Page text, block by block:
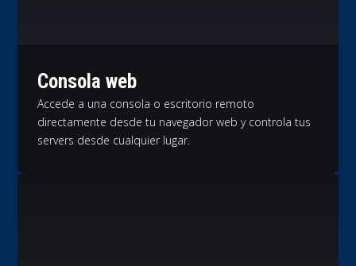
Consola web
Accede a una consola o escritorio remoto
directamente desde tu navegador web y controla tus
servers desde cualquier lugar.